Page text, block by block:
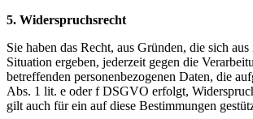
5. Widerspruchsrecht
Sie haben das Recht, aus Gründen, die sich aus
Situation ergeben, jederzeit gegen die
betreffenden personenbezogenen Daten, die
Abs. 1 lit. e oder f DSGVO erfolgt,
gilt auch für ein auf diese Bestimmungen